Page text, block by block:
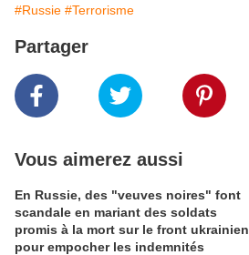
#Russie #Terrorisme
Partager
Vous aimerez aussi
En Russie, des "veuves noires" font
scandale en mariant des soldats
promis à la mort sur le front ukrainien
pour empocher les indemnités